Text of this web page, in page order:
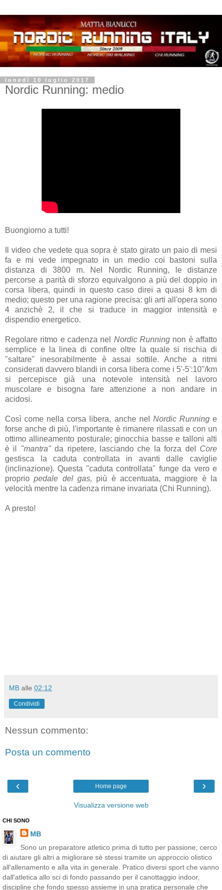
lunedì 10 luglio 2017
Nordic Running: medio
Buongiorno a tutti!
Il video che vedete qua sopra è stato girato un paio di mesi
fa e mi vede impegnato in un medio coi bastoni sulla
distanza di 3800 m. Nel Nordic Running, le distanze
percorse a parità di sforzo equivalgono a più del doppio in
corsa libera, quindi in questo caso direi a quasi 8 km di
medio; questo per una ragione precisa: gli arti all'opera sono
4 anzichè 2, il che si traduce in maggior intensità e
dispendio energetico.
Regolare ritmo e cadenza nel Nordic Running non è affatto
semplice e la linea di confine oltre la quale si rischia di
"saltare" inesorabilmente è assai sottile. Anche a ritmi
considerati davvero blandi in corsa libera come i 5'-5':10"/km
si percepisce già una notevole intensità nel lavoro
muscolare e bisogna fare attenzione a non andare in
acidosi.
Così come nella corsa libera, anche nel Nordic Runninge
forse anche di più, l'importante è rimanere rilassati e con un
ottimo allineamento posturale; ginocchia basse e talloni alti
è il "mantra"da ripetere, lasciando che la forza del Core
gestisca la caduta controllata in avanti dalle caviglie
(inclinazione). Questa "caduta controllata" funge da vero e
propriopedale del gas, più è accentuata, maggiore è la
velocità mentre la cadenza rimane invariata (Chi Running).
A presto!
MB alle 02:12
Condividi
Nessun commento:
Posta un commento
‹ ›
Home page
Visualizza versione web
CHI SONO
MB
Sono un preparatore atletico prima di tutto per passione; cerco
di aiutare gli altri a migliorare sè stessi tramite un approccio olistico
all'allenamento e alla vita in generale. Pratico diversi sport che vanno
dall'atletica allo sci di fondo passando per il canottaggio indoor,
discipline che fondo spesso assieme in una pratica personale che